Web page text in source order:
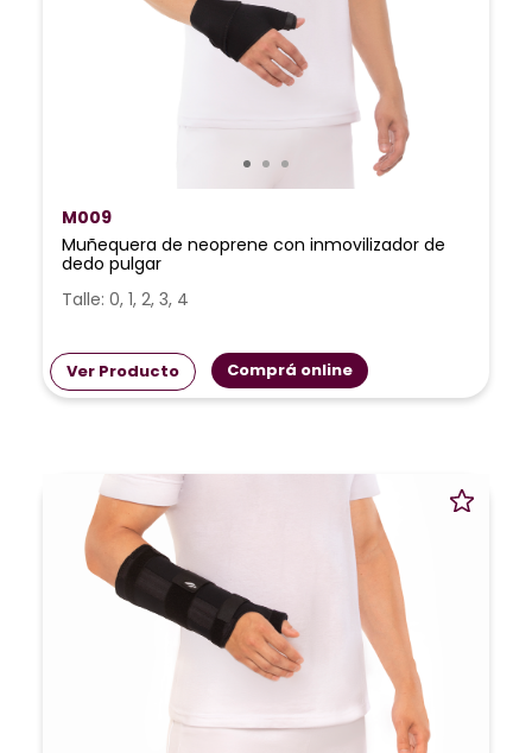
M009
Muñequera de neoprene con inmovilizador de
dedo pulgar
Talle: 0, 1, 2, 3, 4
Ver Producto Comprá online